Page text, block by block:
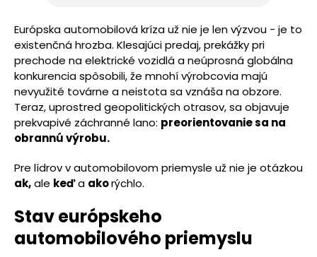
Európska automobilová kríza už nie je len výzvou - je to
existenčná hrozba. Klesajúci predaj, prekážky pri
prechode na elektrické vozidlá a neúprosná globálna
konkurencia spôsobili, že mnohí výrobcovia majú
nevyužité továrne a neistota sa vznáša na obzore.
Teraz, uprostred geopolitických otrasov, sa objavuje
prekvapivé záchranné lano: preorientovanie sa na
obrannú výrobu.
Pre lídrov v automobilovom priemysle už nie je otázkou
ak,ale keďa akorýchlo.
Stav európskeho
automobilového priemyslu